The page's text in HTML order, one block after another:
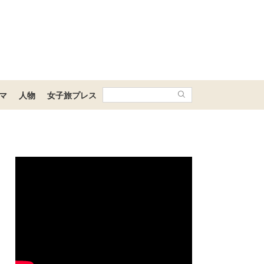
人物 女子旅プレス